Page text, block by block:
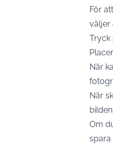
För
väljer
Tryck
När
När
Om
spara